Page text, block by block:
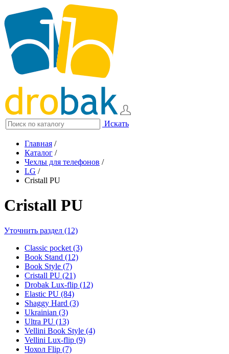
Искать
Главная /
Каталог /
Чехлы для телефонов /
LG /
Cristall PU
Cristall PU
Уточнить раздел (12)
Classic pocket (3)
Book Stand (12)
Book Style (7)
Cristall PU (21)
Drobak Lux-flip (12)
Elastic PU (84)
Shaggy Hard (3)
Ukrainian (3)
Ultra PU (13)
Vellini Book Style (4)
Vellini Lux-flip (9)
Чохол Flip (7)